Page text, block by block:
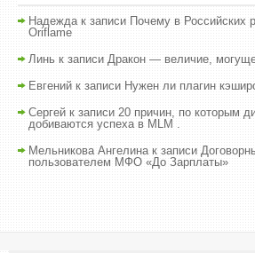
Надеждак записи Почему в Российских
Oriflame
Линь к записи Дракон — величие,
Евгений к записи Нужен ли плагин
Сергей к записи 20 причин, по которым
добиваются успеха в MLM .
Мельникова Ангелинак записи
пользователем МФО «До Зарплаты»